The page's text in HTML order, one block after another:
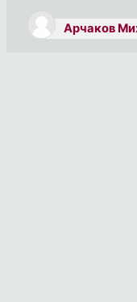
Арчаков